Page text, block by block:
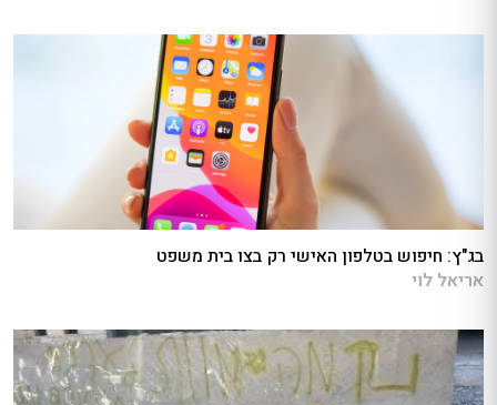
בג"ץ: חיפוש בטלפון האישי רק בצו בית משפט
אריאל לוי